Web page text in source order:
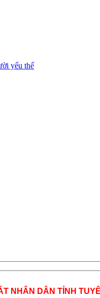
NHÂN DÂN TỈNH